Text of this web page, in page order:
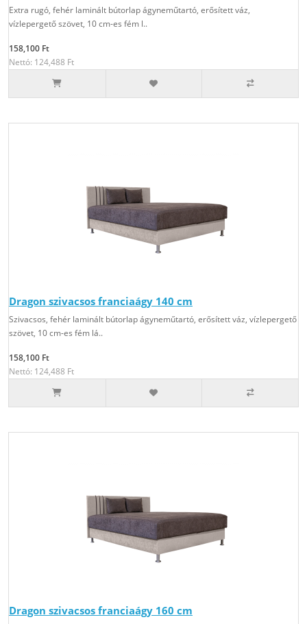
Extra rugó, fehér laminált bútorlap ágyneműtartó, erősített váz,
vízlepergető szövet, 10 cm-es fém l..
158,100 Ft
Nettó: 124,488 Ft
Dragon szivacsos franciaágy 140 cm
Szivacsos, fehér laminált bútorlap ágyneműtartó, erősített váz, vízlepergető
szövet, 10 cm-es fém lá..
158,100 Ft
Nettó: 124,488 Ft
Dragon szivacsos franciaágy 160 cm